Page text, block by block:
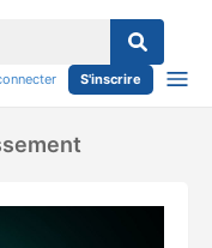
S'inscrire